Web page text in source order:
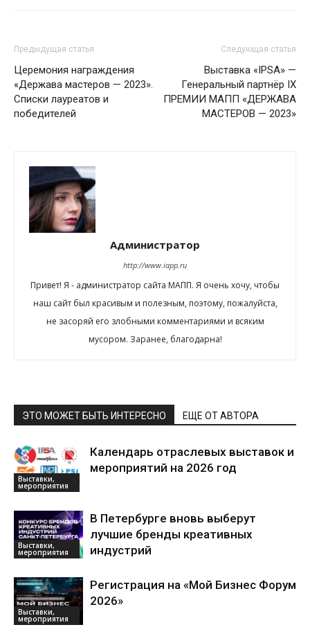
Предыдущая статья
Церемония награждения
«Держава мастеров — 2023».
Списки лауреатов и
победителей
Следующая статья
Выставка «IPSA» —
Генеральный партнёр IX
ПРЕМИИ МАПП «ДЕРЖАВА
МАСТЕРОВ — 2023»
Администратор
http://www.iapp.ru
Привет! Я - администратор сайта МАПП. Я очень хочу, чтобы
наш сайт был красивым и полезным, поэтому, пожалуйста,
не засоряй его злобными комментариями и всяким
мусором. Заранее, благодарна!
ЭТО МОЖЕТ БЫТЬ ИНТЕРЕСНО ЕЩЕ ОТ АВТОРА
Выставки,
мероприятия
Календарь отраслевых выставок и
мероприятий на 2026 год
Выставки,
мероприятия
В Петербурге вновь выберут
лучшие бренды креативных
индустрий
Выставки,
мероприятия
Регистрация на «Мой Бизнес Форум
2026»